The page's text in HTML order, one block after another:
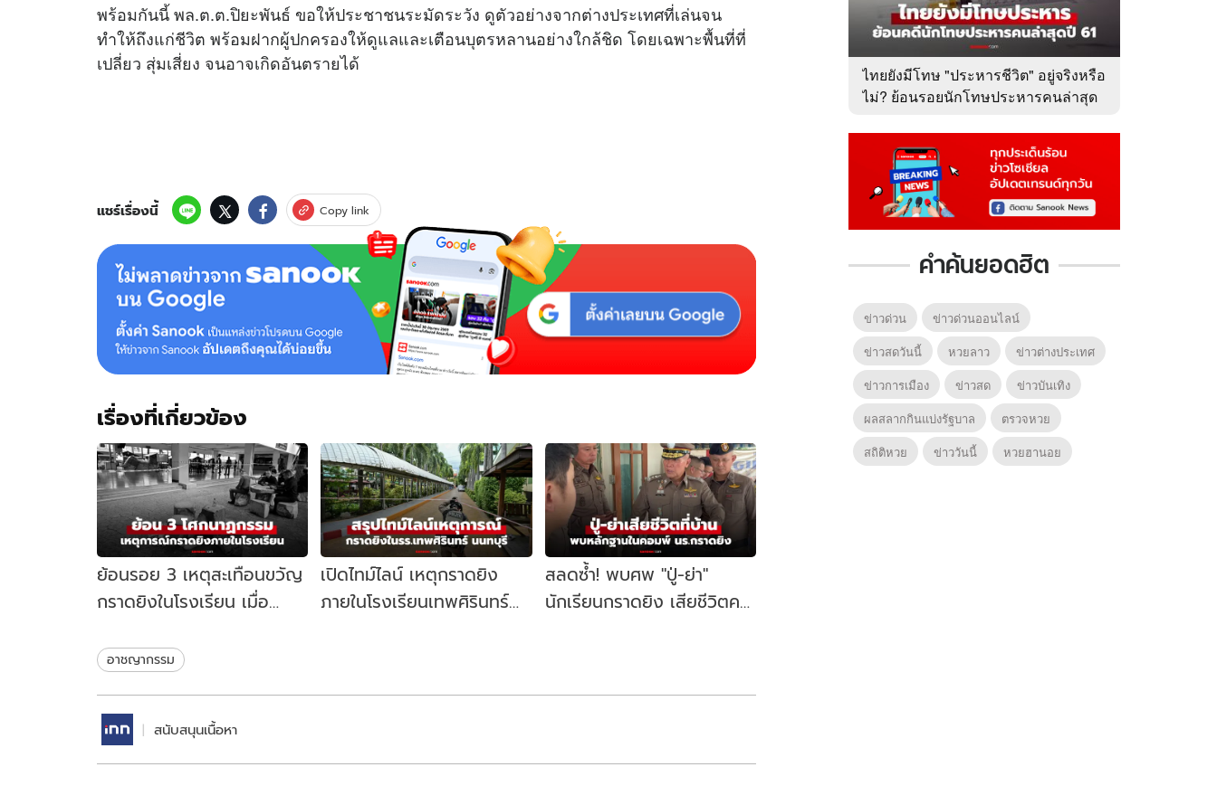
u
t
พร้อมกันนี้ พล.ต.ต.ปิยะพันธ์ ขอให้ประชาชนระมัดระวัง ดูตัวอย่างจากต่างประเทศที่เล่นจน
ทำให้ถึงแก่ชีวิต พร้อมฝากผู้ปกครองให้ดูแลและเตือนบุตรหลานอย่างใกล้ชิด โดยเฉพาะพื้นที่ที่
เปลี่ยว สุ่มเสี่ยง จนอาจเกิดอันตรายได้
แชร์เรื่องนี้ Copy link
เรื่องที่เกี่ยวข้อง
ย้อนรอย 3 เหตุสะเทือนขวัญ
กราดยิงในโรงเรียน เมื่อ
ปลอดภัย
เปิดไทม์ไลน์ เหตุกราดยิง
ภายในโรงเรียนเทพศิรินทร์
สลดซ้ำ! พบศพ "ปู่-ย่า"
นักเรียนกราดยิง เสียชีวิตคา
อาชญากรรม
สนับสนุนเนื้อหา
ไทยยังมีโทษ "ประหารชีวิต" อยู่จริงหรือ
ไม่? ย้อนรอยนักโทษประหารคนล่าสุด
คำค้นยอดฮิต
ข่าวด่วน
ข่าวด่วนออนไลน์
ข่าวสดวันนี้
หวยลาว
ข่าวต่างประเทศ
ข่าวการเมือง
ข่าวสด
ข่าวบันเทิง
ผลสลากกินแบ่งรัฐบาล
ตรวจหวย
สถิติหวย
ข่าววันนี้ หวยฮานอย